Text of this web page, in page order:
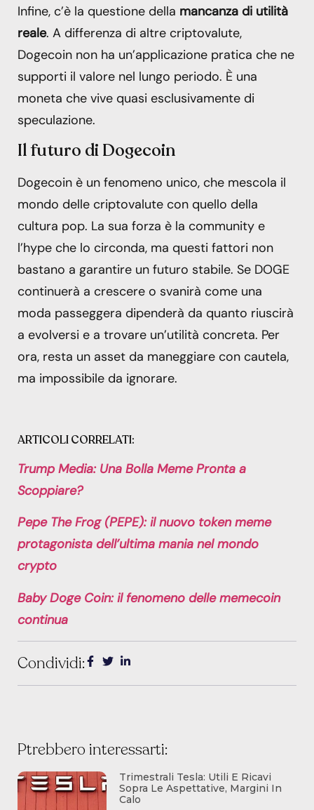
Infine, c’è la questione della mancanza di utilità
reale. A differenza di altre criptovalute,
Dogecoin non ha un’applicazione pratica che ne
supporti il valore nel lungo periodo. È una
moneta che vive quasi esclusivamente di
speculazione.
Il futuro di Dogecoin
Dogecoin è un fenomeno unico, che mescola il
mondo delle criptovalute con quello della
cultura pop. La sua forza è la community e
l’hype che lo circonda, ma questi fattori non
bastano a garantire un futuro stabile. Se DOGE
continuerà a crescere o svanirà come una
moda passeggera dipenderà da quanto riuscirà
a evolversi e a trovare un’utilità concreta. Per
ora, resta un asset da maneggiare con cautela,
ma impossibile da ignorare.
ARTICOLI CORRELATI:
Trump Media: Una Bolla Meme Pronta a
Scoppiare?
Pepe The Frog (PEPE): il nuovo token meme
protagonista dell’ultima mania nel mondo
crypto
Baby Doge Coin: il fenomeno delle memecoin
continua
Condividi:
Ptrebbero interessarti:
Trimestrali Tesla: Utili E Ricavi
Sopra Le Aspettative, Margini In
Calo